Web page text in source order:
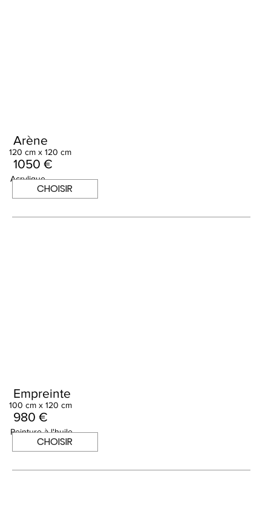
Arène
Acrylique
1050 €
120 cm x 120 cm
CHOISIR
Empreinte
Peinture à l'huile
980 €
100 cm x 120 cm
CHOISIR